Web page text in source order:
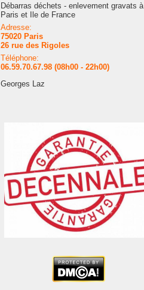
Débarras déchets - enlevement gravats à
Paris et Ile de France
Adresse:
75020 Paris
26 rue des Rigoles
Téléphone:
06.59.70.67.98 (08h00 - 22h00)
Georges Laz